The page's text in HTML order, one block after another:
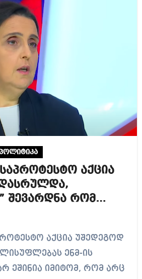
აქცია
შევარდნა რომ
ისედაც და
ენმ-ის
ეშინია იმიტომ, რომ არც